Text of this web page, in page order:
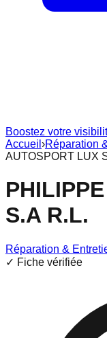
Boostez votre
Accueil ›Réparation
AUTOSPORT LUX
S.A R.L.
Réparation &
✓ Fiche vérifiée